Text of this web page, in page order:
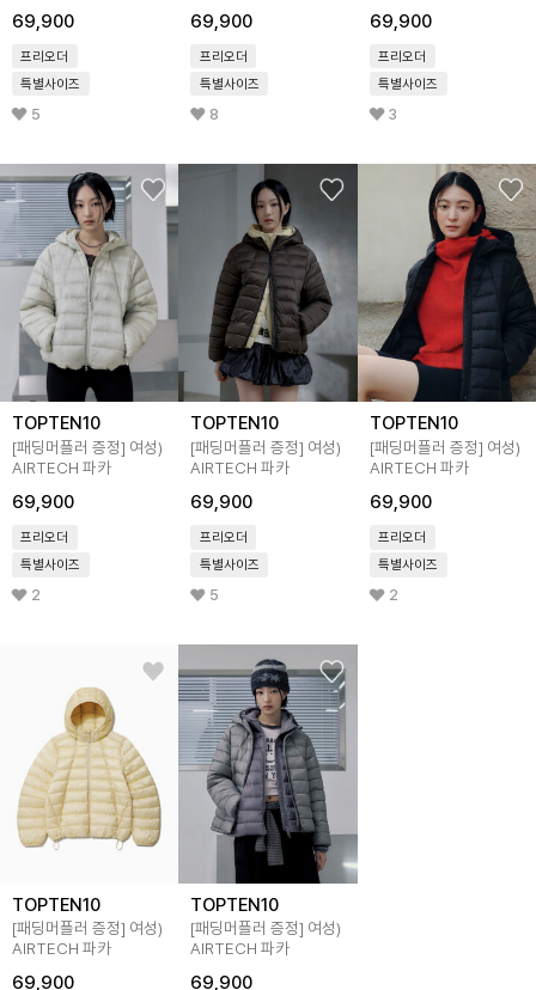
69,900
프리오더
특별사이즈
5
69,900
프리오더
특별사이즈
8
69,900
프리오더
특별사이즈
3
TOPTEN10
[패딩머플러 증정] 여성)
AIRTECH 파카
69,900
프리오더
특별사이즈
2
TOPTEN10
[패딩머플러 증정] 여성)
AIRTECH 파카
69,900
프리오더
특별사이즈
5
TOPTEN10
[패딩머플러 증정] 여성)
AIRTECH 파카
69,900
프리오더
특별사이즈
2
TOPTEN10
[패딩머플러 증정] 여성)
AIRTECH 파카
69,900
TOPTEN10
[패딩머플러 증정] 여성)
AIRTECH 파카
69,900